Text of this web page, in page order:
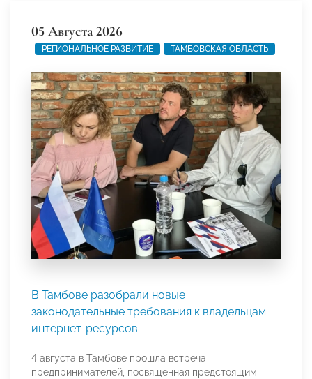
05 Августа 2026
РЕГИОНАЛЬНОЕ РАЗВИТИЕ ТАМБОВСКАЯ ОБЛАСТЬ
В Тамбове разобрали новые
законодательные требования к владельцам
интернет-ресурсов
4 августа в Тамбове прошла встреча
предпринимателей, посвященная предстоящим